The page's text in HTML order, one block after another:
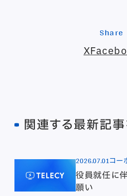
Share
X
関連する最新記
2026.07.01コー
役員就任に
願い